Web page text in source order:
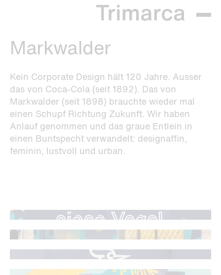
Markwalder
Kein Corporate Design hält 120 Jahre. Ausser
das von Coca-Cola (seit 1892). Das von
Markwalder (seit 1898) brauchte wieder mal
einen Schupf Richtung Zukunft. Wir haben
Anlauf genommen und das graue Entlein in
einen Buntspecht verwandelt: designaffin,
feminin, lustvoll und urban.